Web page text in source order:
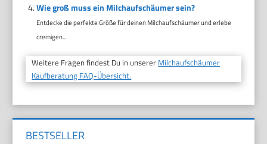
Wie groß muss ein Milchaufschäumer sein?
Entdecke die perfekte Größe für deinen Milchaufschäumer und erlebe
cremigen...
Weitere Fragen findest Du in unserer Milchaufschäumer
Kaufberatung FAQ-Übersicht.
BESTSELLER